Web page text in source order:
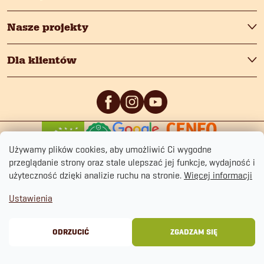
Używamy plików cookies, aby umożliwić Ci wygodne
przeglądanie strony oraz stale ulepszać jej funkcje, wydajność i
użyteczność dzięki analizie ruchu na stronie. Więcej informacji
Ustawienia
ODRZUCIĆ ZGADZAM SIĘ
Nasze projekty
Dla klientów
Regulamin sklepuCookies
Copyright 2026